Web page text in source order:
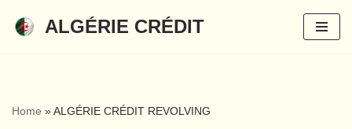
ALGÉRIE CRÉDIT
Home »ALGÉRIE CRÉDIT REVOLVING